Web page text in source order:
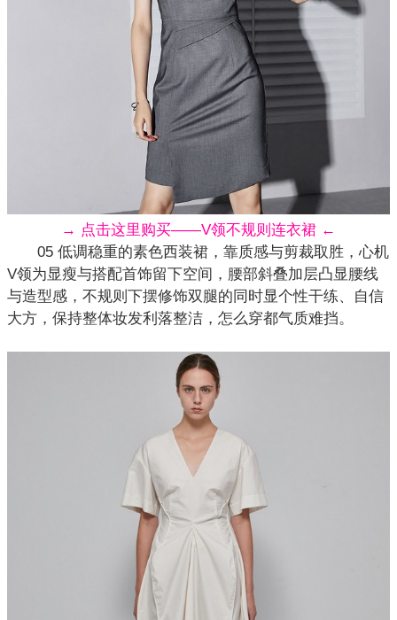
→ 点击这里购买——V领不规则连衣裙 ←
05 低调稳重的素色西装裙，靠质感与剪裁取胜，心机
V领为显瘦与搭配首饰留下空间，腰部斜叠加层凸显腰线
与造型感，不规则下摆修饰双腿的同时显个性干练、自信
大方，保持整体妆发利落整洁，怎么穿都气质难挡。